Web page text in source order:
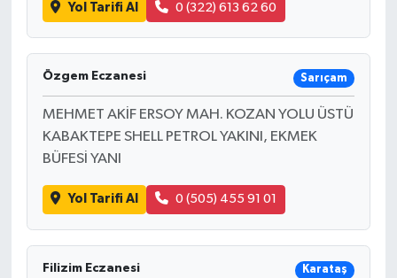
Yol Tarifi Al 0 (322) 613 62 60
Özgem Eczanesi Sarıçam
MEHMET AKİF ERSOY MAH. KOZAN YOLU ÜSTÜ
KABAKTEPE SHELL PETROL YAKINI, EKMEK
BÜFESİ YANI
Yol Tarifi Al 0 (505) 455 91 01
Filizim Eczanesi Karataş